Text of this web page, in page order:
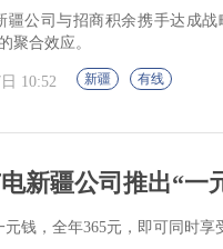
疆公司与招商积余携手达成
聚合效应。
10:52 新疆 有线
新疆公司推出“一
元钱，全年365元，即可同时享